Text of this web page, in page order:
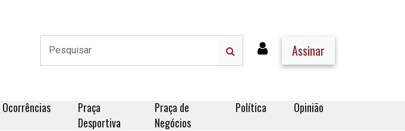
Assinar
Ocorrências
Praça
Desportiva
Praça de
Negócios
Política Opinião